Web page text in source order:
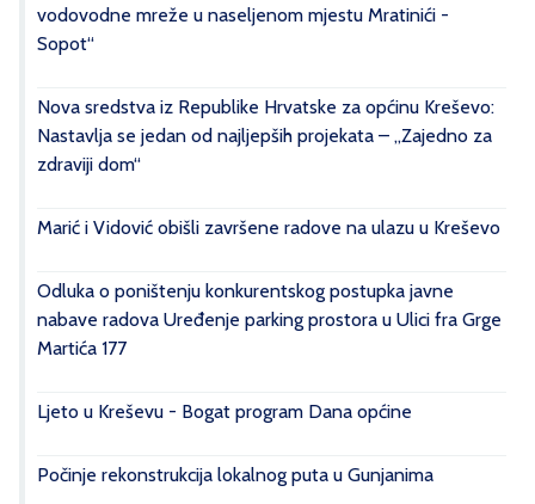
vodovodne mreže u naseljenom mjestu Mratinići -
Sopot“
Nova sredstva iz Republike Hrvatske za općinu Kreševo:
Nastavlja se jedan od najljepših projekata – „Zajedno za
zdraviji dom“
Marić i Vidović obišli završene radove na ulazu u Kreševo
Odluka o poništenju konkurentskog postupka javne
nabave radova Uređenje parking prostora u Ulici fra Grge
Martića 177
Ljeto u Kreševu - Bogat program Dana općine
Počinje rekonstrukcija lokalnog puta u Gunjanima